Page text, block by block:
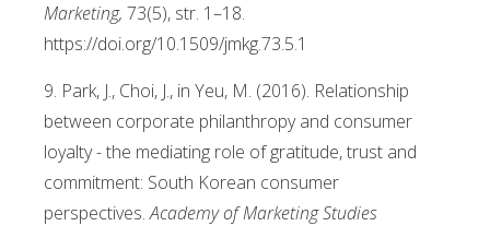
Marketing, 73(5), str. 1–18.
https://doi.org/10.1509/jmkg.73.5.1
9. Park, J., Choi, J., in Yeu, M. (2016). Relationship
between corporate philanthropy and consumer
loyalty - the mediating role of gratitude, trust and
commitment: South Korean consumer
perspectives.Academy of Marketing Studies